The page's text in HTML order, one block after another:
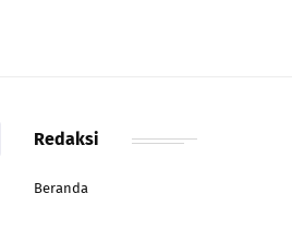
Redaksi
Beranda